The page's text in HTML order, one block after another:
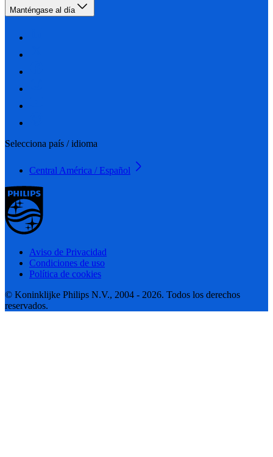
Manténgase al día
Selecciona país / idioma
Central América / Español
Aviso de Privacidad
Condiciones de uso
Política de cookies
© Koninklijke Philips N.V., 2004 - 2026. Todos los derechos
reservados.